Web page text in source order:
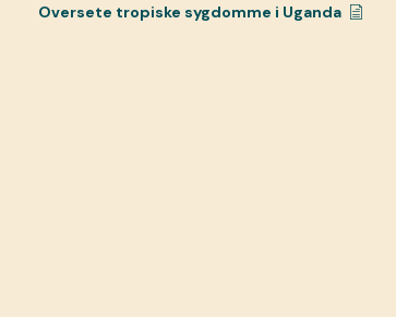
Oversete tropiske sygdomme i Uganda